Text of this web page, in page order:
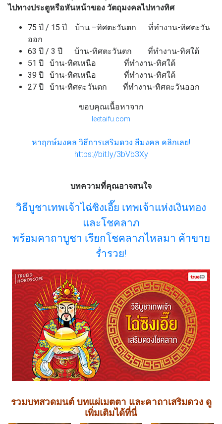
ไปทางประตูหรือหันหน้าของ วัตถุมงคลไปทางทิศ
75 ปี / 15 ปี บ้าน –ทิศตะวันตก ที่ทำงาน-ทิศตะวัน
ออก
63 ปี / 3 ปี บ้าน-ทิศตะวันตก ที่ทำงาน-ทิศใต้
51 ปี บ้าน-ทิศเหนือ ที่ทำงาน-ทิศใต้
39 ปี บ้าน-ทิศเหนือ ที่ทำงาน-ทิศใต้
27 ปี บ้าน-ทิศตะวันตก ที่ทำงาน-ทิศตะวันออก
ขอบคุณเนื้อหาจาก
leetaifu.com
หาฤกษ์มงคล วิธีการเสริมดวง สีมงคล คลิกเลย!
https://bit.ly/3bVb3Xy
บทความที่คุณอาจสนใจ
วิธีบูชาเทพเจ้าไฉ่ซิงเอี๊ย เทพเจ้าแห่งเงินทอง
และโชคลาภ
พร้อมคาถาบูชา เรียกโชคลาภไหลมา ค้าขาย
ร่ำรวย!
รวมบทสวดมนต์ บทแผ่เมตตา และคาถาเสริมดวง ดู
เพิ่มเติมได้ที่นี่